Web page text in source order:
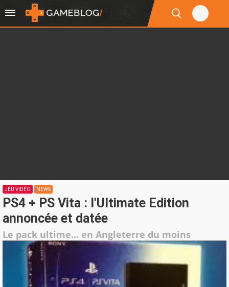
JEU VIDÉO NEWS
PS4 + PS Vita : l'Ultimate Edition
annoncée et datée
Le pack ultime... en Angleterre du moins